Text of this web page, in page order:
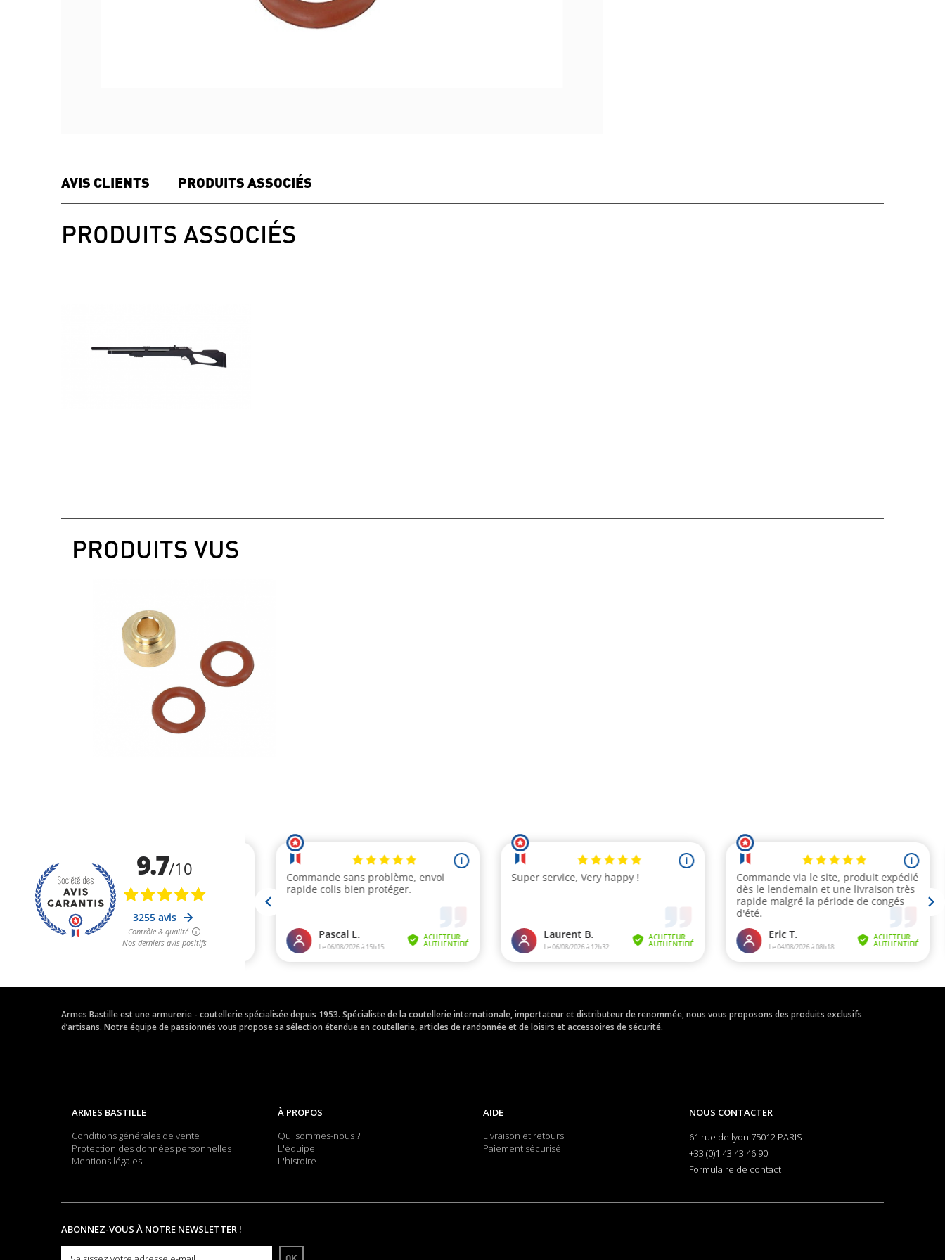
AVIS CLIENTS PRODUITS ASSOCIÉS
PRODUITS ASSOCIÉS
PRODUITS VUS
Armes Bastille est une armurerie - coutellerie spécialisée depuis 1953. Spécialiste de la coutellerie internationale, importateur et distributeur de renommée, nous vous proposons des produits exclusifs
d’artisans. Notre équipe de passionnés vous propose sa sélection étendue en coutellerie, articles de randonnée et de loisirs et accessoires de sécurité.
ARMES BASTILLE
Conditions générales de vente
Protection des données personnelles
Mentions légales
À PROPOS
Qui sommes-nous ?
L'équipe
L'histoire
AIDE
Livraison et retours
Paiement sécurisé
NOUS CONTACTER
61 rue de lyon 75012 PARIS
+33 (0)1 43 43 46 90
Formulaire de contact
ABONNEZ-VOUS À NOTRE NEWSLETTER !